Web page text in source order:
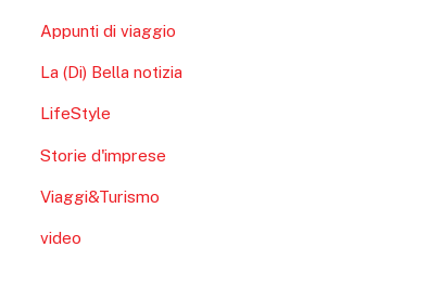
Appunti di viaggio
La (Di) Bella notizia
LifeStyle
Storie d'imprese
Viaggi&Turismo
video